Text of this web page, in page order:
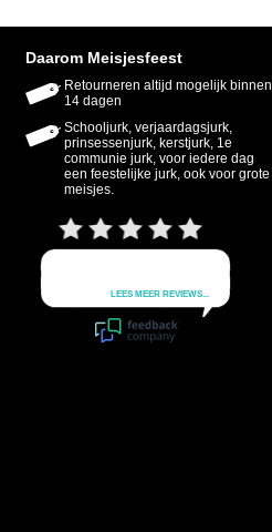
Daarom Meisjesfeest
Retourneren altijd mogelijk binnen
14 dagen
Schooljurk, verjaardagsjurk,
prinsessenjurk, kerstjurk, 1e
communie jurk, voor iedere dag
een feestelijke jurk, ook voor grote
meisjes.